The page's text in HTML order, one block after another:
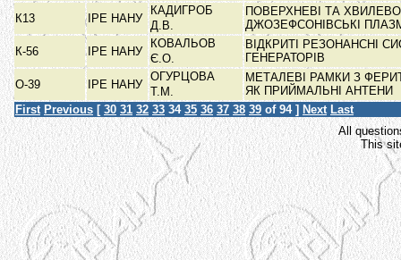
К13
ІРЕ НАНУ
КАДИГРОБ
Д.В.
ПОВЕРХНЕВІ ТА
ДЖОЗЕФСОНІВСЬКІ
К-56
ІРЕ НАНУ
КОВАЛЬОВ
Є.О.
ВІДКРИТІ РЕЗОНАНСНІ
ГЕНЕРАТОРІВ
О-39
ІРЕ НАНУ
ОГУРЦОВА
Т.М.
МЕТАЛЕВІ РАМКИ З
ЯК ПРИЙМАЛЬНІ АНТЕНИ
First Previous [ 30 31 32 33 34 35 36 37 38 39 of 94 ] Next Last
All
This